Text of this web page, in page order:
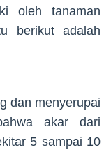
oleh tanaman
berikut adalah
dan menyerupai
akar dari
5 sampai 10